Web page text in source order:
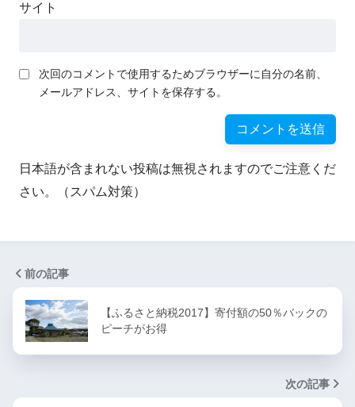
サイト
次回のコメントで使用するためブラウザーに自分の名前、
メールアドレス、サイトを保存する。
日本語が含まれない投稿は無視されますのでご注意くだ
さい。（スパム対策）
前の記事
【ふるさと納税2017】寄付額の50％バックの
ピーチがお得
次の記事